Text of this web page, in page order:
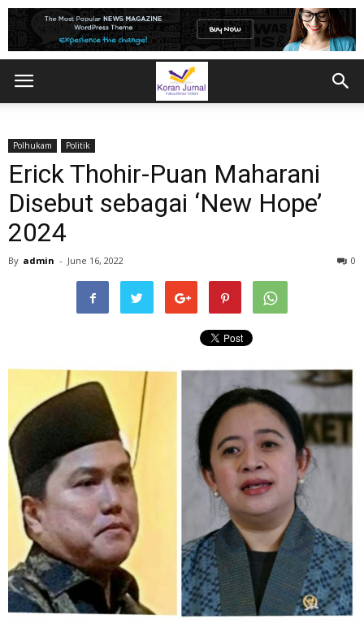
Polhukam Politik
Erick Thohir-Puan Maharani
Disebut sebagai ‘New Hope’
2024
By admin - June 16, 2022 0